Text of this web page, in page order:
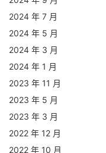
2024 年 7 月
2024 年 5 月
2024 年 3 月
2024 年 1 月
2023 年 11 月
2023 年 5 月
2023 年 3 月
2022 年 12 月
2022 年 10 月